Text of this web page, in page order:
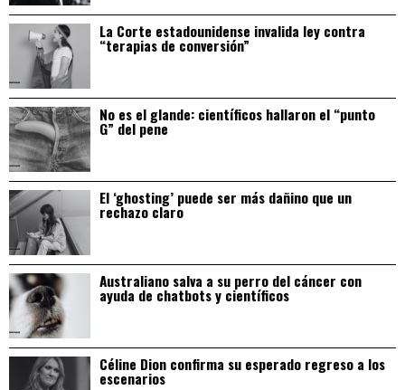
La Corte estadounidense invalida ley contra
“terapias de conversión”
No es el glande: científicos hallaron el “punto
G” del pene
El ‘ghosting’ puede ser más dañino que un
rechazo claro
Australiano salva a su perro del cáncer con
ayuda de chatbots y científicos
Céline Dion confirma su esperado regreso a los
escenarios